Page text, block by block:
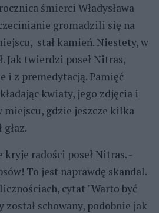
śmierci Władysława
gromadzili się na
stał kamień. Niestety, w
Jak twierdzi poseł Nitras,
i z premedytacją. Pamięć
kwiaty, jego zdjęcia i
miejscu, gdzie jeszcze kilka
radości poseł Nitras. -
To jest naprawdę skandal.
cytat "Warto być
schowany, podobnie jak